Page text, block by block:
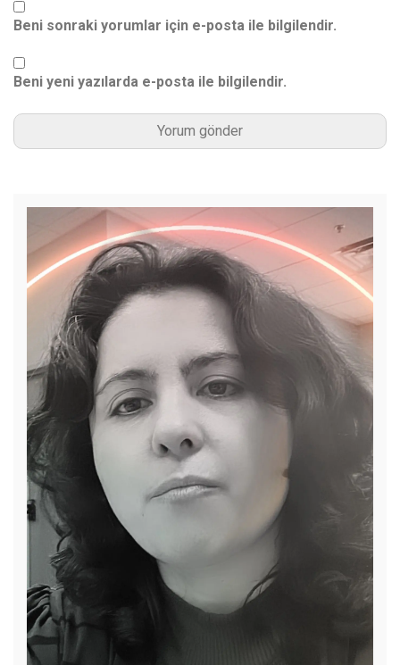
Beni sonraki yorumlar için e-posta ile bilgilendir.
Beni yeni yazılarda e-posta ile bilgilendir.